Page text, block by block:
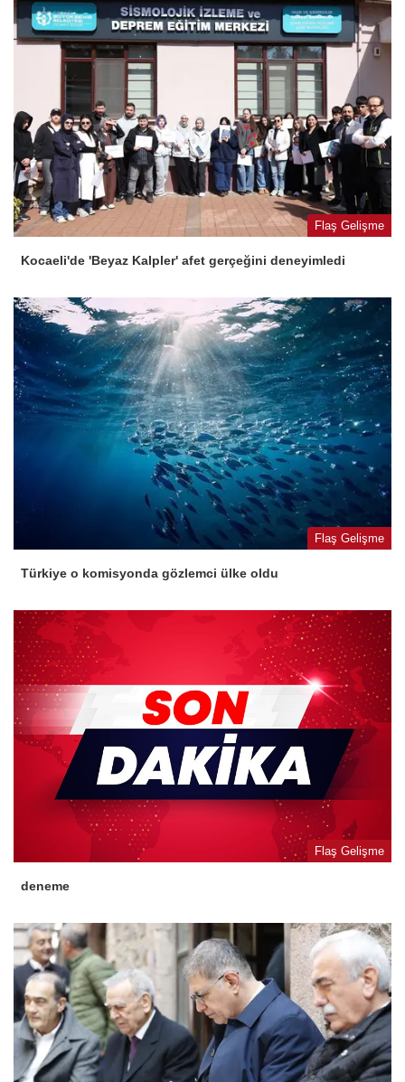
Flaş Gelişme
Kocaeli'de 'Beyaz Kalpler' afet gerçeğini deneyimledi
Flaş Gelişme
Türkiye o komisyonda gözlemci ülke oldu
Flaş Gelişme
deneme